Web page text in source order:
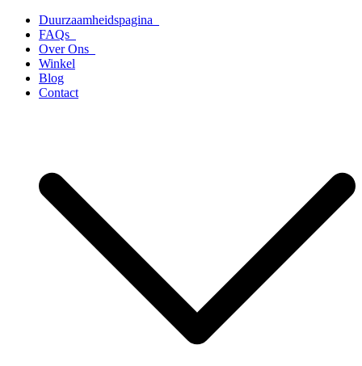
naar
inhoud
Duurzaamheidspagina
FAQs
Over Ons
Winkel
Blog
Contact